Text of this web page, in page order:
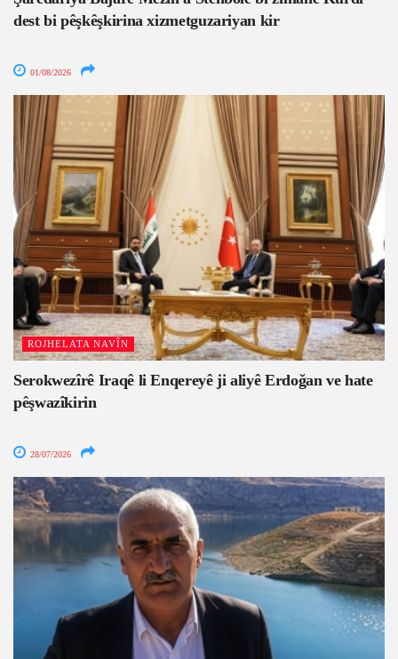
dest bi pêşkêşkirina xizmetguzariyan kir
01/08/2026
ROJHELATA NAVÎN
Serokwezîrê Iraqê li Enqereyê ji aliyê Erdoğan ve hate
pêşwazîkirin
28/07/2026